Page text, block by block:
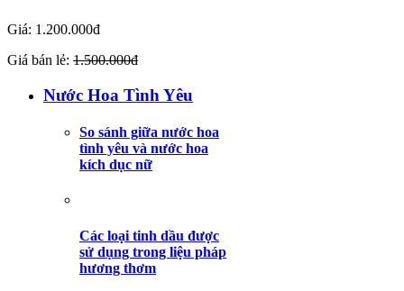
Giá: 1.200.000đ
Giá bán lẻ: 1.500.000đ
Nước Hoa Tình Yêu
So sánh giữa nước hoa
tình yêu và nước hoa
kích dục nữ
Các loại tinh dầu được
sử dụng trong liệu pháp
hương thơm